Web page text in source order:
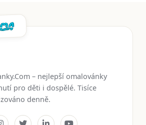
– nejlepší omalovánky
pro děti i dospělé. Tisíce
denně.